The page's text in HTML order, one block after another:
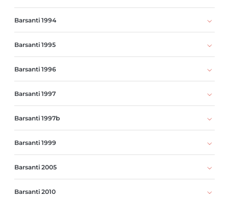
Barsanti 1994
Barsanti 1995
Barsanti 1996
Barsanti 1997
Barsanti 1997b
Barsanti 1999
Barsanti 2005
Barsanti 2010